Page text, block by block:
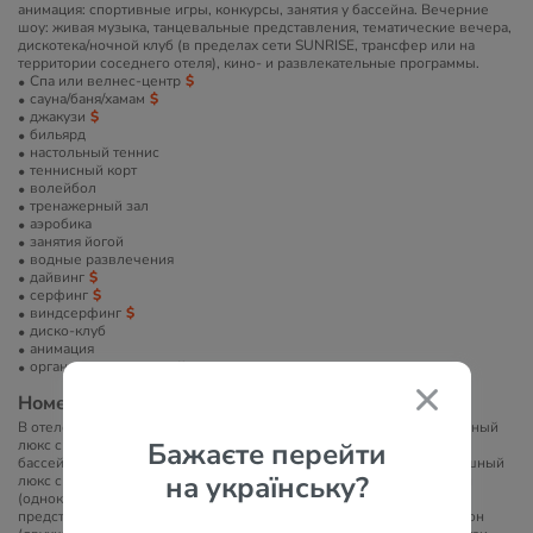
Бажаєте перейти
на українську?
анимация: спортивные игры, конкурсы, занятия у бассейна. Вечерние
шоу: живая музыка, танцевальные представления, тематические вечера,
дискотека/ночной клуб (в пределах сети SUNRISE, трансфер или на
территории соседнего отеля), кино- и развлекательные программы.
Спа или велнес-центр
сауна/баня/хамам
джакузи
бильярд
настольный теннис
теннисный корт
волейбол
тренажерный зал
аэробика
занятия йогой
водные развлечения
дайвинг
серфинг
виндсерфинг
диско-клуб
анимация
организация экскурсий
Номера
В отеле 49 номеров. Типы номеров: роскошный люкс (PV), роскошный
люкс с джакузи (SF), королевский люкс (SF), роскошный люкс с
бассейном (PV/BF), роскошный люкс с джакузи (PSV/SV/SF), роскошный
люкс с бассейном (BF), роскошный двухуровневый люкс с джакузи
(однокомнатный), панорамный люкс с джакузи (однокомнатный),
представительский люкс с бассейном (однокомнатный)/полупансион